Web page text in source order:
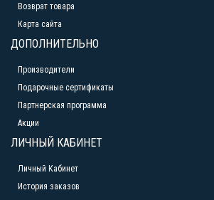
Возврат товара
Карта сайта
ДОПОЛНИТЕЛЬНО
Производители
Подарочные сертификаты
Партнерская программа
Акции
ЛИЧНЫЙ КАБИНЕТ
Личный Кабинет
История заказов